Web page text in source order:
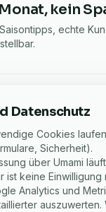
kein
echte
Anmelden
Newsletter mit
Abmeldung
Datenschutz
Cookies
Sicherheit).
über Umami
keine Einwilligung
Analytics und
auszuwerten.